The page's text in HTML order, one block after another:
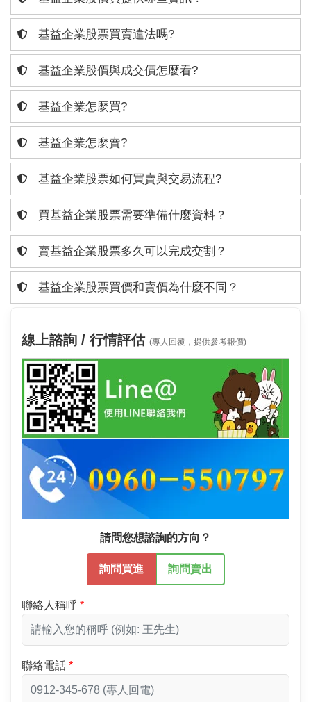
基益企業股票買賣違法嗎?
基益企業股價與成交價怎麼看?
基益企業怎麼買?
基益企業怎麼賣?
基益企業股票如何買賣與交易流程?
買基益企業股票需要準備什麼資料？
賣基益企業股票多久可以完成交割？
基益企業股票買價和賣價為什麼不同？
線上諮詢 / 行情評估 (專人回覆，提供參考報價)
請問您想諮詢的方向？
詢問買進 詢問賣出
聯絡人稱呼
聯絡電話